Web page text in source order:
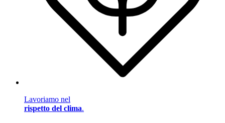
Lavoriamo nel
rispetto del clima.